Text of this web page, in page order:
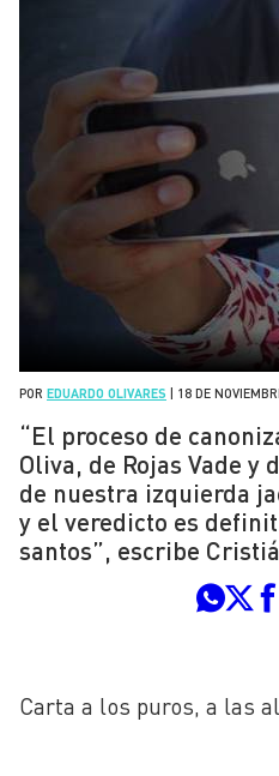
POR EDUARDO OLIVARES 18 DE
“El proceso de
Oliva, de Rojas Vade y
de nuestra izquierda
y el veredicto es
santos”, escribe
Carta a los puros, a las